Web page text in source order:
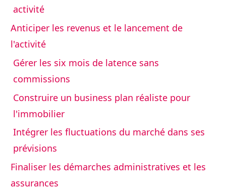
activité
Anticiper les revenus et le lancement de
l'activité
Gérer les six mois de latence sans
commissions
Construire un business plan réaliste pour
l'immobilier
Intégrer les fluctuations du marché dans ses
prévisions
Finaliser les démarches administratives et les
assurances